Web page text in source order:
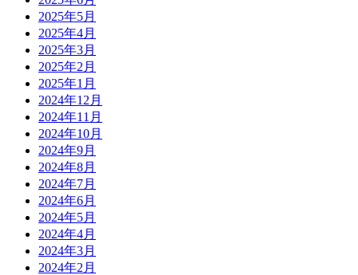
2025年5月
2025年4月
2025年3月
2025年2月
2025年1月
2024年12月
2024年11月
2024年10月
2024年9月
2024年8月
2024年7月
2024年6月
2024年5月
2024年4月
2024年3月
2024年2月